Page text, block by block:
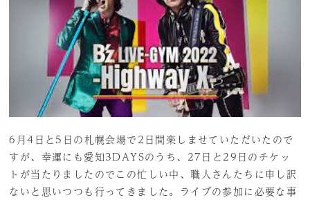
6月4日と5日の札幌会場で2日間楽しませていただいたので
すが、幸運にも愛知3DAYSのうち、27日と29日のチケッ
トが当たりましたのでこの忙しい中、職人さんたちに申し訳
ないと思いつつも行ってきました。ライブの参加に必要な事